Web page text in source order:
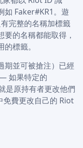
如 Faker#KR1。遊
完整的名稱加標籤
的名稱都能取得，
標籤。
期並可被搶注）已經
如果特定的
是原持有者更改他們
免費更改自己的 Riot